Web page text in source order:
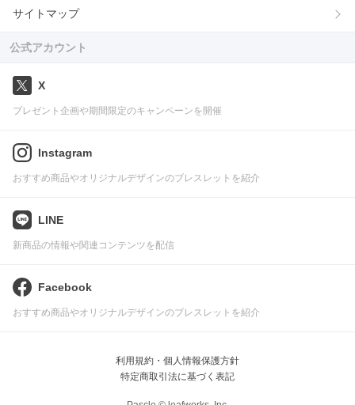
サイトマップ
公式アカウント
X
プレゼント企画や期間限定のキャンペーンを開催
Instagram
おすすめ商品やオリジナルデザインのブレスレットを紹介
LINE
新商品の情報や関連コンテンツを配信
Facebook
おすすめ商品やオリジナルデザインのブレスレットを紹介
利用規約・個人情報保護方針
特定商取引法に基づく表記